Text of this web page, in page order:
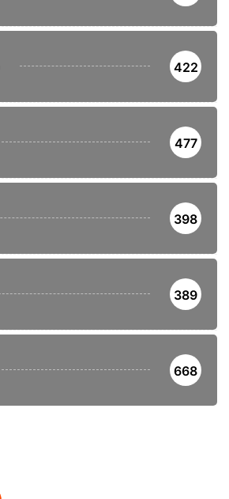
422
477
398
389
668